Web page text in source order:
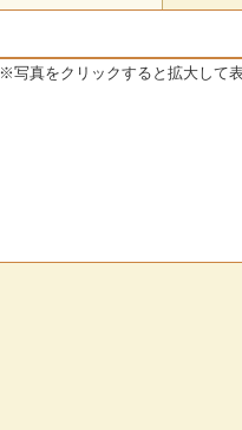
※写真をクリックすると拡大して表